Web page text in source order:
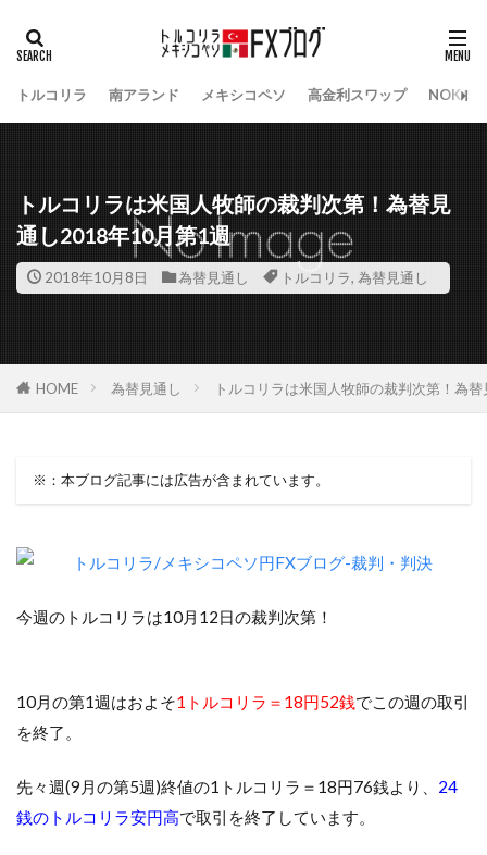
トルコリラ 南アランド メキシコペソ 高金利スワップ NOK/
トルコリラは米国人牧師の裁判次第！為替見
通し2018年10月第1週
2018年10月8日 為替見通し トルコリラ, 為替見通し
HOME 為替見通し トルコリラは米国人牧師の裁判次第！為
※：本ブログ記事には広告が含まれています。
今週のトルコリラは10月12日の裁判次第！
10月の第1週はおよそ1トルコリラ＝18円52銭でこの週の取引
を終了。
先々週(9月の第5週)終値の1トルコリラ＝18円76銭より、 24
銭のトルコリラ安円高で取引を終了しています。